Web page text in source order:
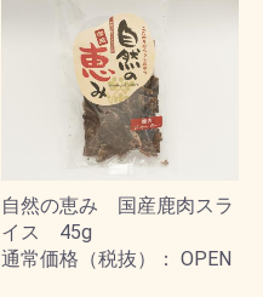
自然の恵み 国産鹿肉スラ
イス 45g
通常価格（税抜）： OPEN